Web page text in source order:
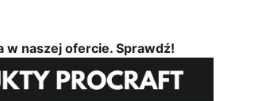
w naszej ofercie. Sprawdź!